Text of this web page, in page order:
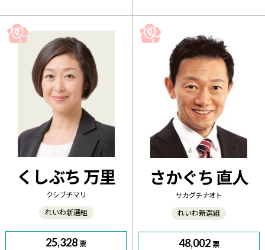
くしぶち 万里
クシブチ マリ
れいわ新選組
25,328 票
さかぐち 直人
サカグチ ナオト
れいわ新選組
48,002 票